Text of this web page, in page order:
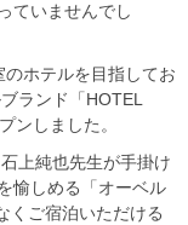
ていませんでし
ホテルを目指してお
ランド「HOTEL
ンしました。
上純也先生が手掛け
愉しめる「オーベル
くご宿泊いただける